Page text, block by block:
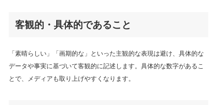
客観的・具体的であること
「素晴らしい」「画期的な」といった主観的な表現は避け、具体的な
データや事実に基づいて客観的に記述します。具体的な数字があるこ
とで、メディアも取り上げやすくなります。